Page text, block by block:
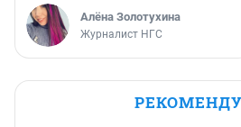
Алёна Золотухина
Журналист НГС